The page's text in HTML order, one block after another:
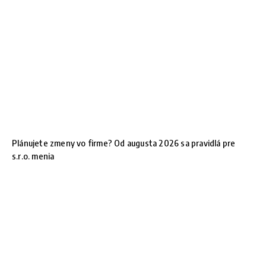
Plánujete zmeny vo firme? Od augusta 2026 sa pravidlá pre
s.r.o. menia